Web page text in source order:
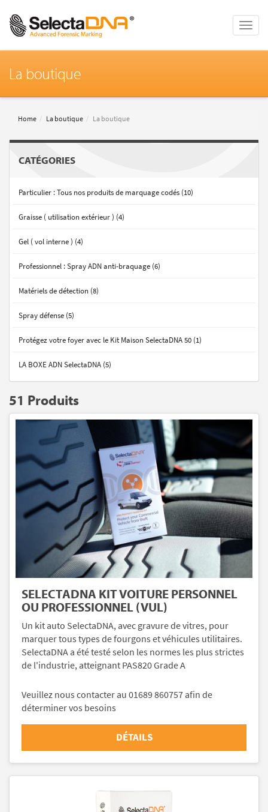
Toggle
La boutique
Home La boutique La boutique
CATÉGORIES
Particulier : Tous nos produits de marquage codés (10)
Graisse ( utilisation extérieur ) (4)
Gel ( vol interne ) (4)
Professionnel : Spray ADN anti-braquage (6)
Matériels de détection (8)
Spray défense (5)
Protégez votre foyer avec le Kit Maison SelectaDNA 50 (1)
LA BOXE ADN SelectaDNA (5)
51 Produits
SELECTADNA KIT VOITURE PERSONNEL
OU PROFESSIONNEL (VUL)
Un kit auto SelectaDNA, avec gravure de vitres, pour
marquer tous types de fourgons et véhicules utilitaires.
SelectaDNA a été testé selon les normes les plus strictes
de l'industrie, atteignant PAS820 Grade A
Veuillez nous contacter au 01689 860757 afin de
déterminer vos besoins
DÉTAILS